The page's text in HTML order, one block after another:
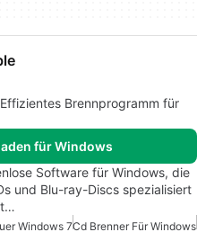
Brennprogramm für
für Windows
Software für Windows, die
und Blu-ray-Discs spezialisiert
Windows 7Cd Brenner Für Windows